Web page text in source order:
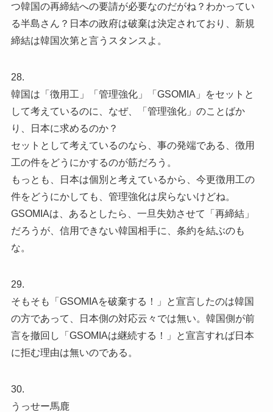
つ韓国の再締結への要請が必要なのだがね？わかってい
る半島さん？日本の政府は破棄は決定されており、新規
締結は韓国次第と言うスタンスよ。
28.
韓国は「徴用工」「管理強化」「GSOMIA」をセットと
して考えているのに、なぜ、「管理強化」のことばか
り、日本に求めるのか？
セットとして考えているのなら、事の発端である、徴用
工の件をどうにかするのが筋だろう。
もっとも、日本は個別と考えているから、今更徴用工の
件をどうにかしても、管理強化は戻らないけどね。
GSOMIAは、あるとしたら、一旦失効させて「再締結」
だろうが、信用できない韓国相手に、条約を結ぶのも
な。
29.
そもそも「GSOMIAを破棄する！」と宣言したのは韓国
の方であって、日本側の対応云々では無い。韓国側が前
言を撤回し「GSOMIAは継続する！」と宣言すれば日本
に拒む理由は無いのである。
30.
うっせー馬鹿